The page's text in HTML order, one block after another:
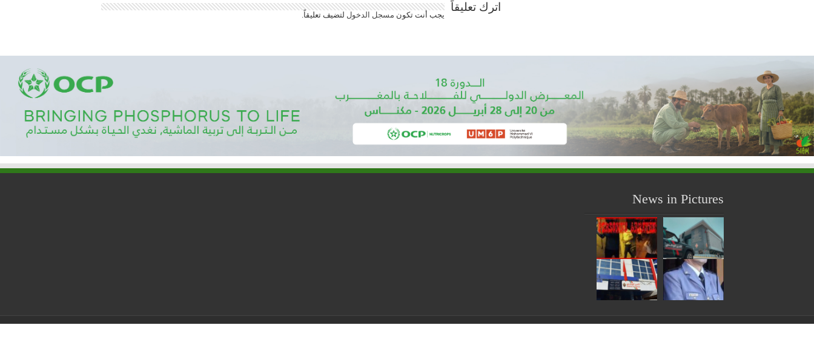
اترك تعليقاً
يجب أنت تكون مسجل الدخول لتضيف تعليقاً.
News in Pictures